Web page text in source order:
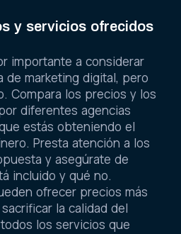
y servicios ofrecidos
importante a considerar
de marketing digital, pero
Compara los precios y los
diferentes agencias
estás obteniendo el
Presta atención a los
y asegúrate de
incluido y qué no.
ofrecer precios más
la calidad del
los servicios que